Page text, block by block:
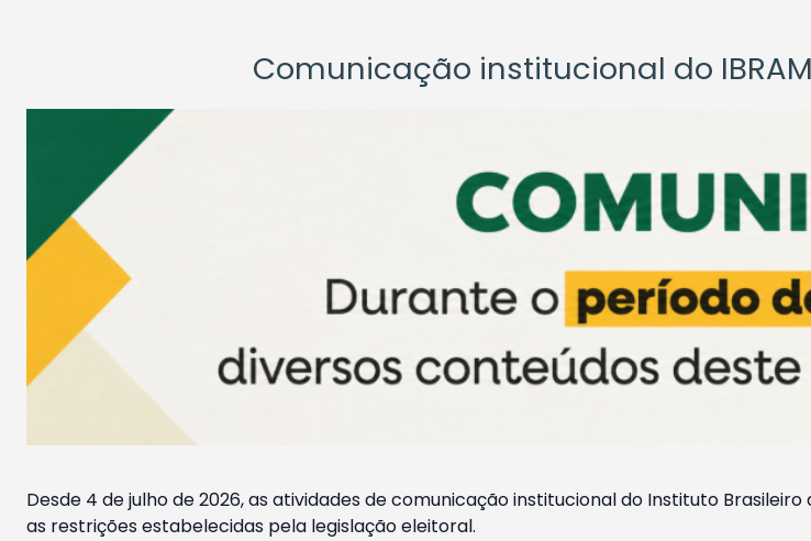
Comunicação institucional do
Desde 4 de julho de 2026, as atividades de comunicação institucional do Instituto
as restrições estabelecidas pela legislação eleitoral.